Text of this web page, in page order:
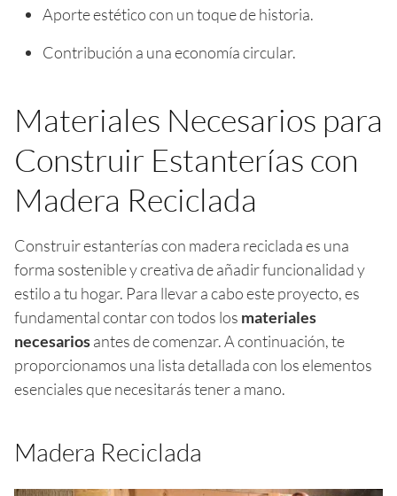
Aporte estético con un toque de historia.
Contribución a una economía circular.
Materiales Necesarios para
Construir Estanterías con
Madera Reciclada
Construir estanterías con madera reciclada es una
forma sostenible y creativa de añadir funcionalidad y
estilo a tu hogar. Para llevar a cabo este proyecto, es
fundamental contar con todos los materiales
necesariosantes de comenzar. A continuación, te
proporcionamos una lista detallada con los elementos
esenciales que necesitarás tener a mano.
Madera Reciclada